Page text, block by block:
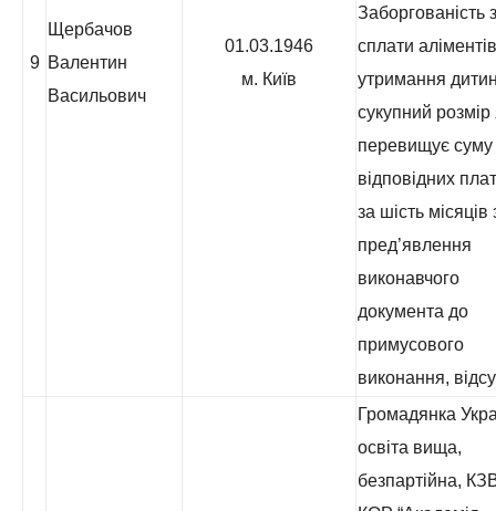
9
Щербачов
Валентин
Васильович
01.03.1946
м. Київ
Заборгованість
сплати
утримання
сукупний розмір
перевищує суму
відповідних
за шість місяців
пред’явлення
виконавчого
документа до
примусового
виконання,
Громадянка
освіта вища,
безпартійна,